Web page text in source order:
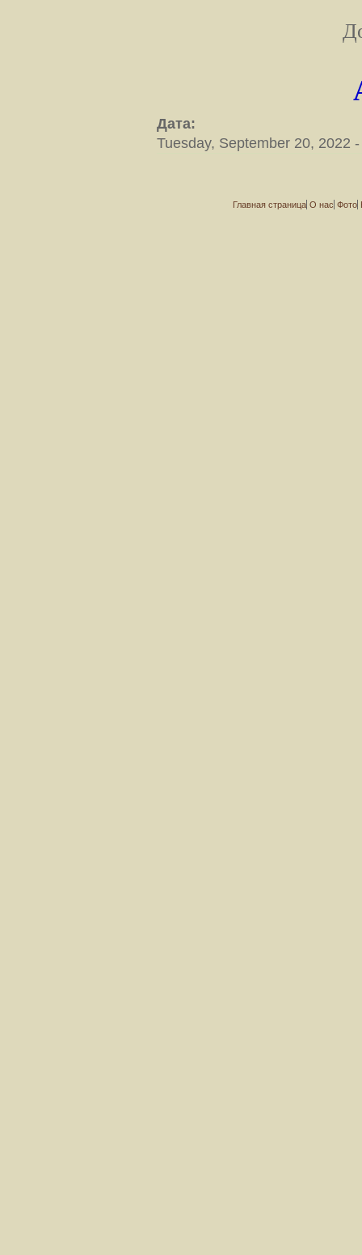
Дата:
Tuesday, September 20, 2022
Главная страница О нас Фото